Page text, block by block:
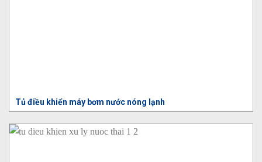
Tủ điều khiển máy bơm nước nóng lạnh